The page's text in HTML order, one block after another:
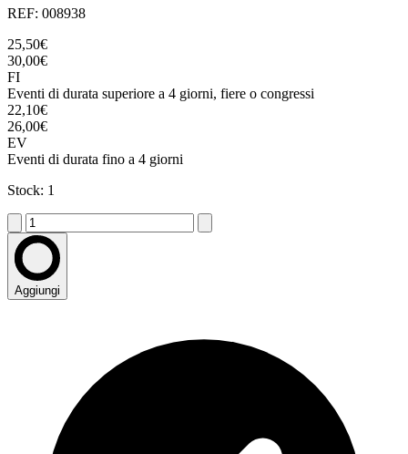
REF: 008938
25,50€
30,00€
FI
Eventi di durata superiore a 4 giorni, fiere o congressi
22,10€
26,00€
EV
Eventi di durata fino a 4 giorni
Stock: 1
Aggiungi